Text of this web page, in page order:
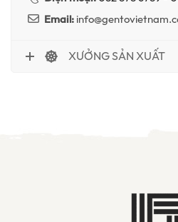
Email:
XƯỞNG SẢN XUẤT